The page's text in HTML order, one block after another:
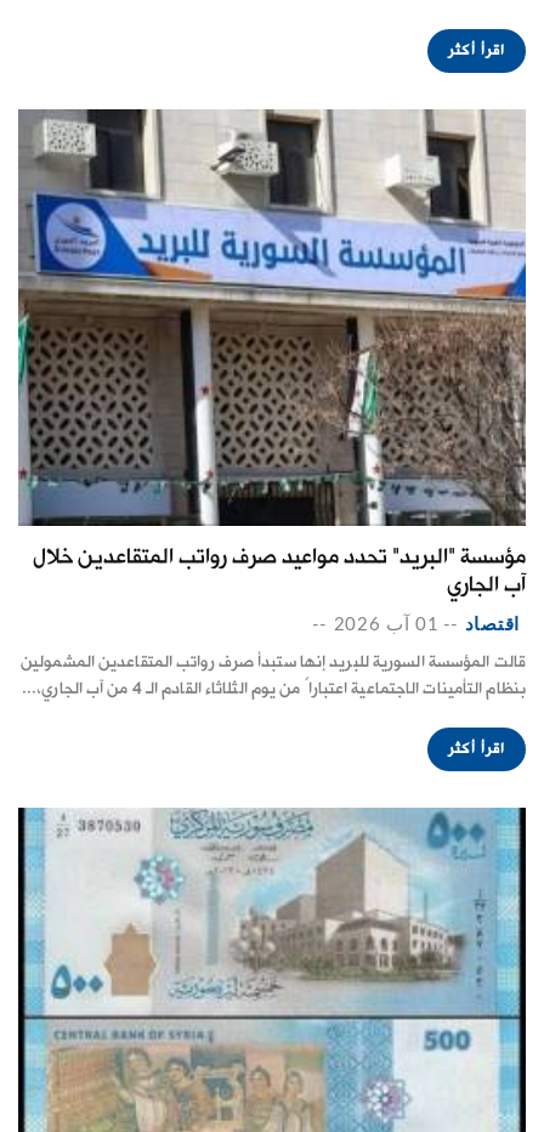
اقرأ أكثر
مؤسسة "البريد" تحدد مواعيد صرف رواتب المتقاعدين خلال
آب الجاري
اقتصاد -- 01 آب 2026 --
قالت المؤسسة السورية للبريد إنها ستبدأ صرف رواتب المتقاعدين ‌‏المشمولين
بنظام التأمينات الاجتماعية اعتباراً من يوم ‏الثلاثاء ‏القادم الـ 4 من آب الجاري،...
اقرأ أكثر